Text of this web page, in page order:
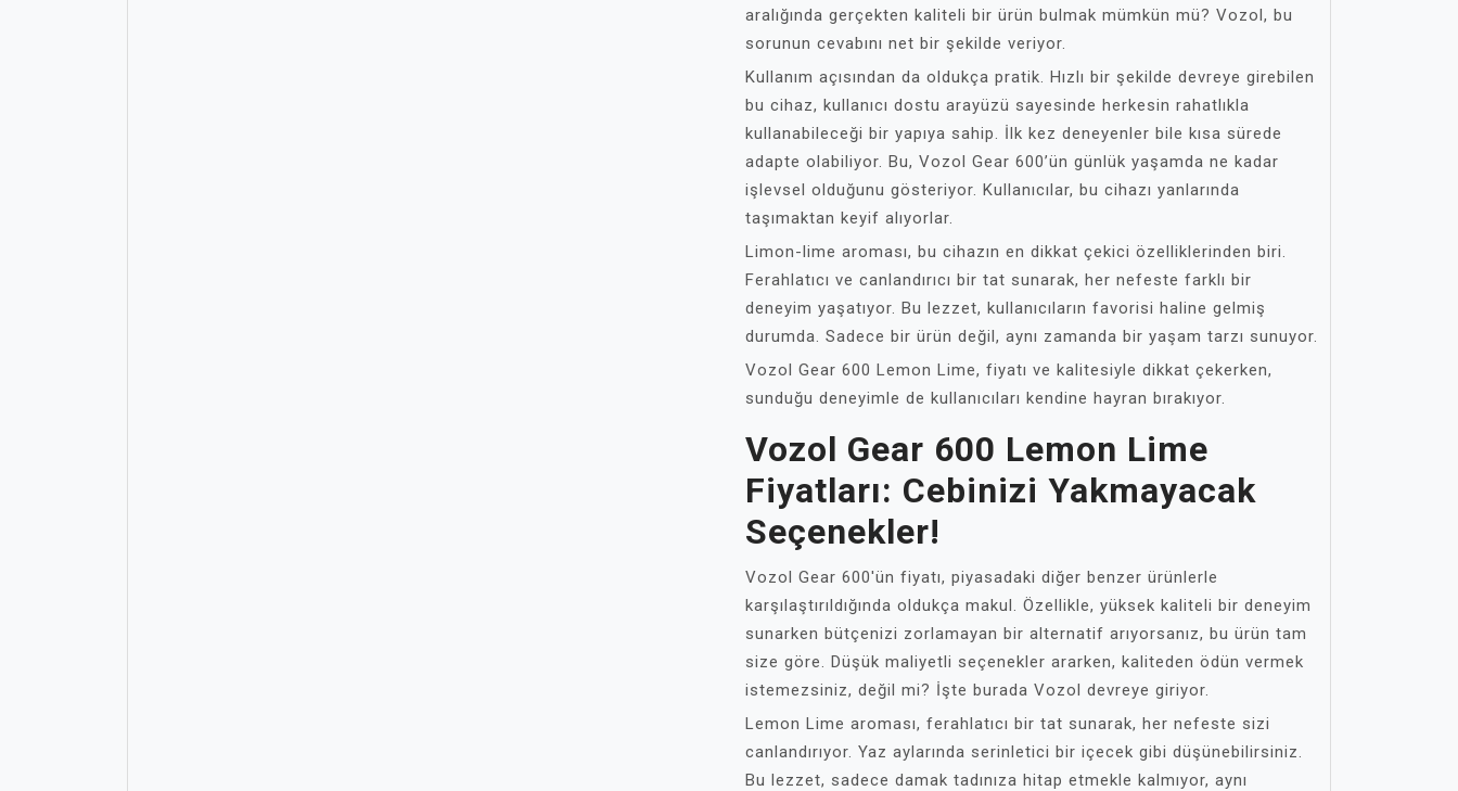
aralığında gerçekten kaliteli bir ürün bulmak mümkün mü? Vozol, bu
sorunun cevabını net bir şekilde veriyor.
Kullanım açısından da oldukça pratik. Hızlı bir şekilde devreye girebilen
bu cihaz, kullanıcı dostu arayüzü sayesinde herkesin rahatlıkla
kullanabileceği bir yapıya sahip. İlk kez deneyenler bile kısa sürede
adapte olabiliyor. Bu, Vozol Gear 600’ün günlük yaşamda ne kadar
işlevsel olduğunu gösteriyor. Kullanıcılar, bu cihazı yanlarında
taşımaktan keyif alıyorlar.
Limon-lime aroması, bu cihazın en dikkat çekici özelliklerinden biri.
Ferahlatıcı ve canlandırıcı bir tat sunarak, her nefeste farklı bir
deneyim yaşatıyor. Bu lezzet, kullanıcıların favorisi haline gelmiş
durumda. Sadece bir ürün değil, aynı zamanda bir yaşam tarzı sunuyor.
Vozol Gear 600 Lemon Lime, fiyatı ve kalitesiyle dikkat çekerken,
sunduğu deneyimle de kullanıcıları kendine hayran bırakıyor.
Vozol Gear 600 Lemon Lime
Fiyatları: Cebinizi Yakmayacak
Seçenekler!
Vozol Gear 600'ün fiyatı, piyasadaki diğer benzer ürünlerle
karşılaştırıldığında oldukça makul. Özellikle, yüksek kaliteli bir deneyim
sunarken bütçenizi zorlamayan bir alternatif arıyorsanız, bu ürün tam
size göre. Düşük maliyetli seçenekler ararken, kaliteden ödün vermek
istemezsiniz, değil mi? İşte burada Vozol devreye giriyor.
Lemon Lime aroması, ferahlatıcı bir tat sunarak, her nefeste sizi
canlandırıyor. Yaz aylarında serinletici bir içecek gibi düşünebilirsiniz.
Bu lezzet, sadece damak tadınıza hitap etmekle kalmıyor, aynı